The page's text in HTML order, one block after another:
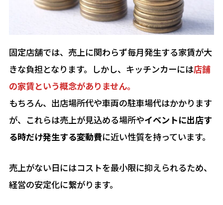
固定店舗では、売上に関わらず毎月発生する家賃が大
きな負担となります。しかし、キッチンカーには店舗
の家賃という概念がありません。
もちろん、出店場所代や車両の駐車場代はかかります
が、これらは売上が見込める場所やイベントに出店す
る時だけ発生する変動費に近い性質を持っています。
売上がない日にはコストを最小限に抑えられるため、
経営の安定化に繋がります。